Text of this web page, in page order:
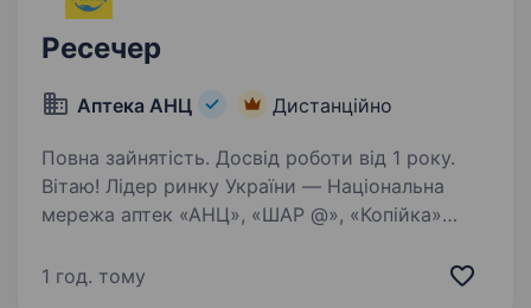
Ресечер
Аптека АНЦ Дистанційно
Повна зайнятість. Досвід роботи від 1 року.
Вітаю! Лідер ринку України — Національна
мережа аптек «АНЦ», «ШАР @», «Копійка»
Вимоги: Розглядаємо і без досвіду, але
1 год. тому